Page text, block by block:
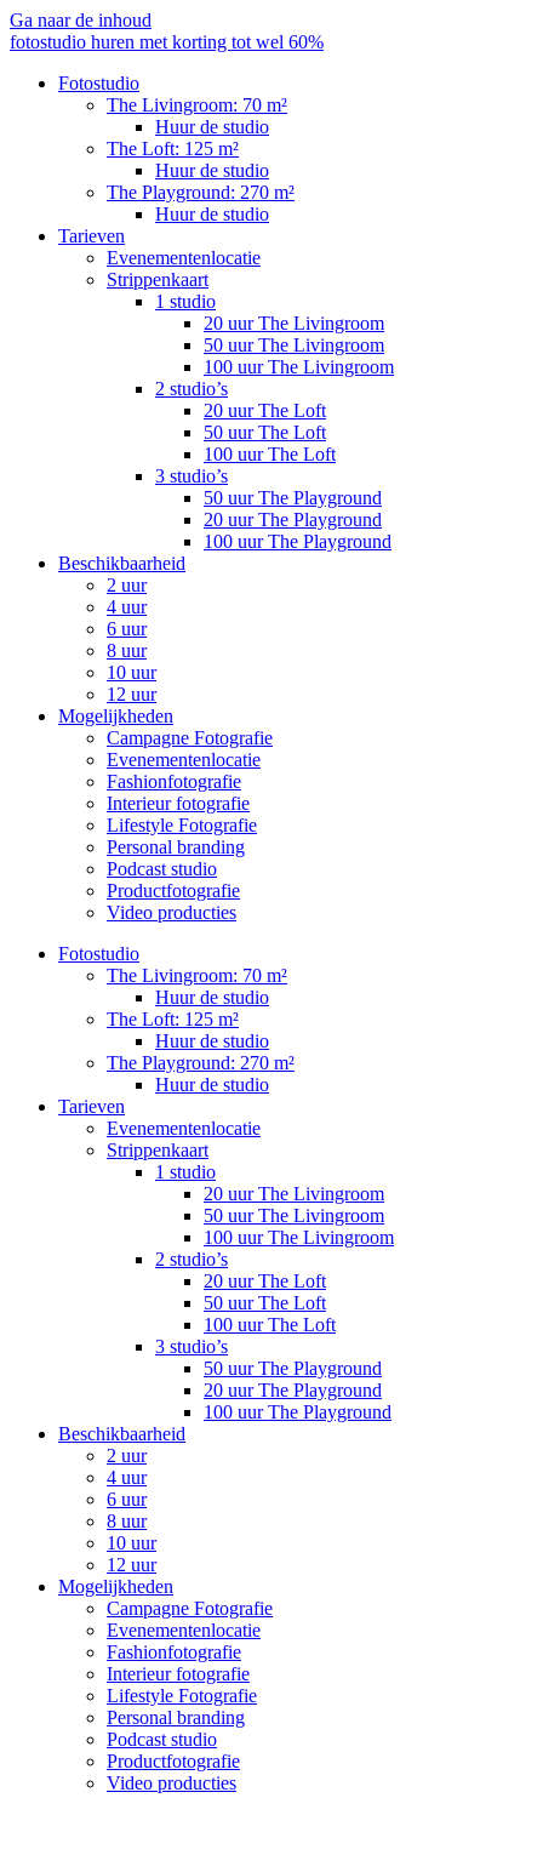
Ga naar de inhoud
fotostudio huren met korting tot wel 60%
Fotostudio
The Livingroom: 70 m²
Huur de studio
The Loft: 125 m²
Huur de studio
The Playground: 270 m²
Huur de studio
Tarieven
Evenementenlocatie
Strippenkaart
1 studio
20 uur The Livingroom
50 uur The Livingroom
100 uur The Livingroom
2 studio’s
20 uur The Loft
50 uur The Loft
100 uur The Loft
3 studio’s
50 uur The Playground
20 uur The Playground
100 uur The Playground
Beschikbaarheid
2 uur
4 uur
6 uur
8 uur
10 uur
12 uur
Mogelijkheden
Campagne Fotografie
Evenementenlocatie
Fashionfotografie
Interieur fotografie
Lifestyle Fotografie
Personal branding
Podcast studio
Productfotografie
Video producties
Fotostudio
The Livingroom: 70 m²
Huur de studio
The Loft: 125 m²
Huur de studio
The Playground: 270 m²
Huur de studio
Tarieven
Evenementenlocatie
Strippenkaart
1 studio
20 uur The Livingroom
50 uur The Livingroom
100 uur The Livingroom
2 studio’s
20 uur The Loft
50 uur The Loft
100 uur The Loft
3 studio’s
50 uur The Playground
20 uur The Playground
100 uur The Playground
Beschikbaarheid
2 uur
4 uur
6 uur
8 uur
10 uur
12 uur
Mogelijkheden
Campagne Fotografie
Evenementenlocatie
Fashionfotografie
Interieur fotografie
Lifestyle Fotografie
Personal branding
Podcast studio
Productfotografie
Video producties